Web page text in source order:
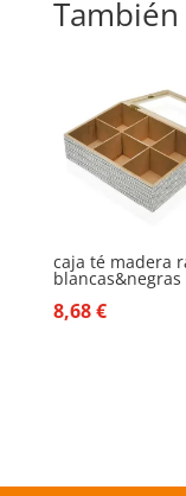
caja té madera
blancas&negras
8,68€